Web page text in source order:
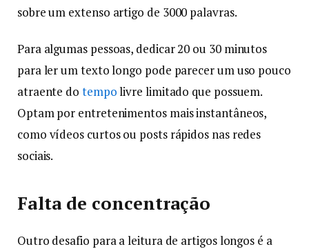
sobre um extenso artigo de 3000 palavras.
Para algumas pessoas, dedicar 20 ou 30 minutos
para ler um texto longo pode parecer um uso pouco
atraente do tempolivre limitado que possuem.
Optam por entretenimentos mais instantâneos,
como vídeos curtos ou posts rápidos nas redes
sociais.
Falta de concentração
Outro desafio para a leitura de artigos longos é a